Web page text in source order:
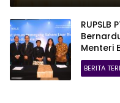
Menteri
BERITA